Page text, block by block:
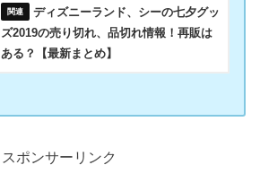
ディズニーランド、シーの七夕グッ
ズ2019の売り切れ、品切れ情報！再販は
ある？【最新まとめ】
スポンサーリンク